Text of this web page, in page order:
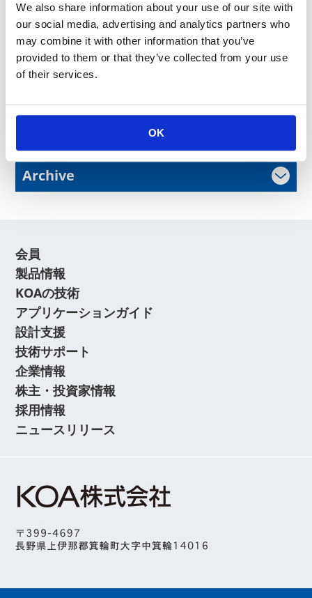
We also share information about your use of our site with
our social media, advertising and analytics partners who
may combine it with other information that you’ve
provided to them or that they’ve collected from your use
of their services.
OK
製品に関するお問い合わせ
KOA株式会社 プロダクトマネージメントセンタ
ー 042-336-5300
Archive
会員
製品情報
KOAの技術
アプリケーションガイド
設計支援
技術サポート
企業情報
株主・投資家情報
採用情報
ニュースリリース